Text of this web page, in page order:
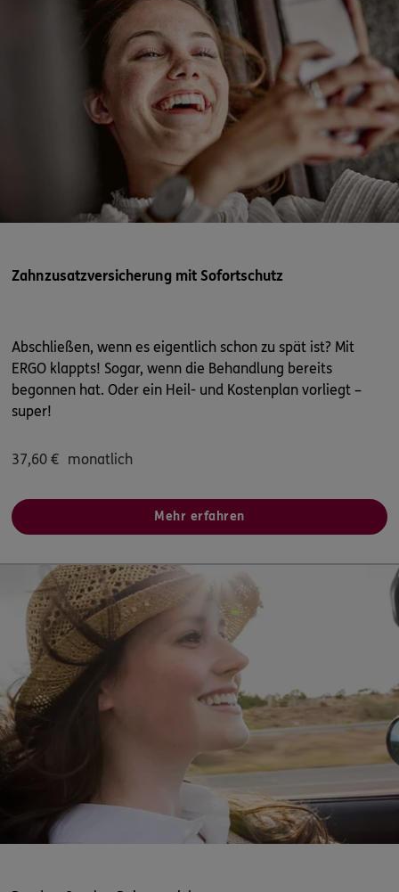
Zahnzusatzversicherung mit Sofortschutz
Abschließen, wenn es eigentlich schon zu spät ist? Mit
ERGO klappts! Sogar, wenn die Behandlung bereits
begonnen hat. Oder ein Heil- und Kostenplan vorliegt –
super!
37,60 € monatlich
Mehr erfahren